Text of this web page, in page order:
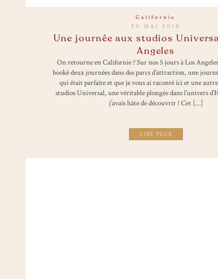
LIRE PLUS
On retourne en Californie ? Sur nos 5 jours à Los
booké deux journées dans des parcs d’attraction, une
qui était parfaite et que je vous ai raconté ici et une
studios Universal, une véritable plongée dans l’univers
j’avais hâte de découvrir ! Cet […]
30 MAI 2018
Une journée aux studios
Angeles
Californie